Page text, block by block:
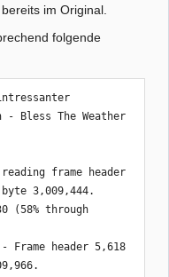
im Original.
folgende
Bless The Weather
frame header
3,009,444.
(58% through
Frame header 5,618